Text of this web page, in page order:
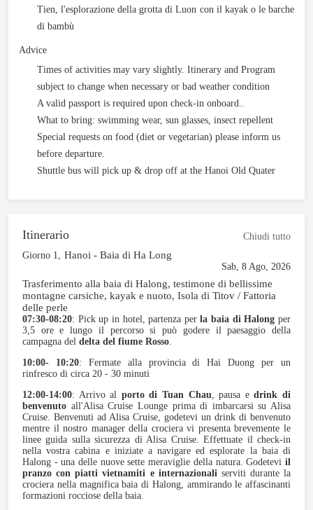
Tien, l'esplorazione della grotta di Luon con il kayak o le barche
di bambù
Advice
Times of activities may vary slightly. Itinerary and Program
subject to change when necessary or bad weather condition
A valid passport is required upon check-in onboard..
What to bring: swimming wear, sun glasses, insect repellent
Special requests on food (diet or vegetarian) please inform us
before departure.
Shuttle bus will pick up & drop off at the Hanoi Old Quater
Itinerario
Chiudi tutto
Giorno 1,
Hanoi - Baia di Ha Long
Sab, 8 Ago, 2026
Trasferimento alla baia di Halong, testimone di bellissime
montagne carsiche, kayak e nuoto, Isola di Titov / Fattoria
delle perle
07:30-08:20: Pick up in hotel, partenza perla baia di Halong per
3,5 ore e lungo il percorso si può godere il paesaggio della
campagna del delta del fiume Rosso
10:00- 10:20: Fermate alla provincia di Hai Duong per un
rinfresco di circa 20 - 30 minuti
12:00-14:00: Arrivo al porto di Tuan Chau , pausa edrink di
benvenuto all'Alisa Cruise Lounge prima di imbarcarsi su Alisa
Cruise. Benvenuti ad Alisa Cruise, godetevi un drink di benvenuto
mentre il nostro manager della crociera vi presenta brevemente le
linee guida sulla sicurezza di Alisa Cruise. Effettuate il check-in
nella vostra cabina e iniziate a navigare ed esplorate la baia di
Halong - una delle nuove sette meraviglie della natura. Godetevi il
pranzo con piatti vietnamiti e internazionali serviti durante la
crociera nella magnifica baia di Halong, ammirando le affascinanti
formazioni rocciose della baia.